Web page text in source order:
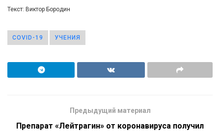
Текст: Виктор Бородин
COVID-19 УЧЕНИЯ
Предыдущий материал
Препарат «Лейтрагин» от коронавируса получил